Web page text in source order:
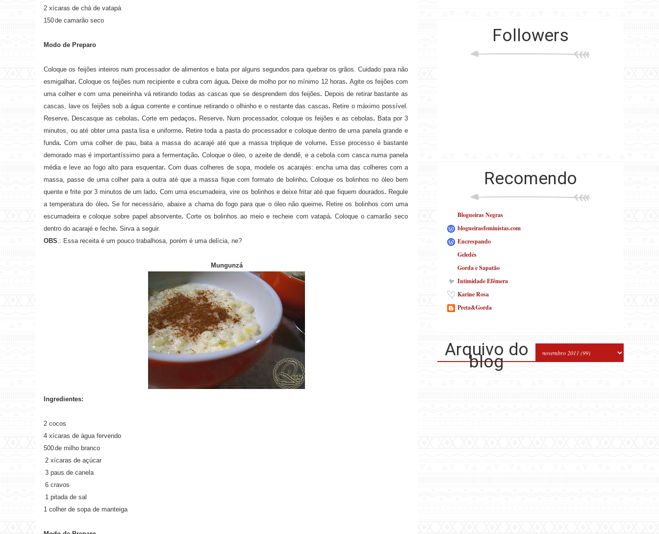
2 xícaras de chá de vatapá
150de camarão seco
Modo de Preparo
Coloque os feijões inteiros num processador de alimentos e bata por alguns segundos para quebrar os grãos.
Cuidado para não
esmigalhar.Coloque os feijões num recipiente e cubra com água. Deixe de molho por no mínimo 12 horas. Agite os feijões com
uma colher e com uma peneirinha vá retirando todas as cascas que se desprendem dos feijões. Depois de retirar bastante as
cascas, lave os feijões sob a água corrente e continue retirando o olhinho e o restante das cascas. Retire o máximo possível.
Reserve. Descasque as cebolas. Corte em pedaços. Reserve. Num processador, coloque os feijões e as cebolas. Bata por 3
minutos, ou até obter uma pasta lisa e uniforme. Retire toda a pasta do processador e coloque dentro de uma panela grande e
funda. Com uma colher de pau, bata a massa do acarajé até que a massa triplique de volume. Esse processo é bastante
demorado mas é importantíssimo para a fermentação. Coloque o óleo, o azeite de dendê, e a cebola com casca numa panela
média e leve ao fogo alto para esquentar. Com duas colheres de sopa, modele os acarajés: encha uma das colheres com a
massa, passe de uma colher para a outra até que a massa fique com formato de bolinho.Coloque os bolinhos no óleo bem
quente e frite por 3 minutos de um lado. Com uma escumadeira, vire os bolinhos e deixe fritar até que fiquem dourados. Regule
a temperatura do óleo. Se for necessário, abaixe a chama do fogo para que o óleo não queime. Retire os bolinhos com uma
escumadeira e coloque sobre papel absorvente.Corte os bolinhos ao meio e recheie com vatapá.Coloque o camarão seco
dentro do acarajé e feche. Sirva a seguir.
OBS .: Essa receita é um pouco trabalhosa, porém é uma delícia, ne?
Mungunzá
Ingredientes:
2 cocos
4 xícaras de água fervendo
500de milho branco
2 xícaras de açúcar
3 paus de canela
6 cravos
1 pitada de sal
1 colher de sopa de manteiga
Followers
Recomendo
Blogueiras Negras
blogueirasfeministas.com
Encrespando
Geledés
Gorda e Sapatão
Intimidade Efêmera
Karine Rosa
Preta&Gorda
Arquivo do
blog